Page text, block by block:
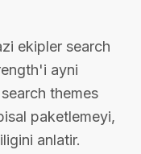
ekipler search
ayni
themes
paketlemeyi,
anlatir.